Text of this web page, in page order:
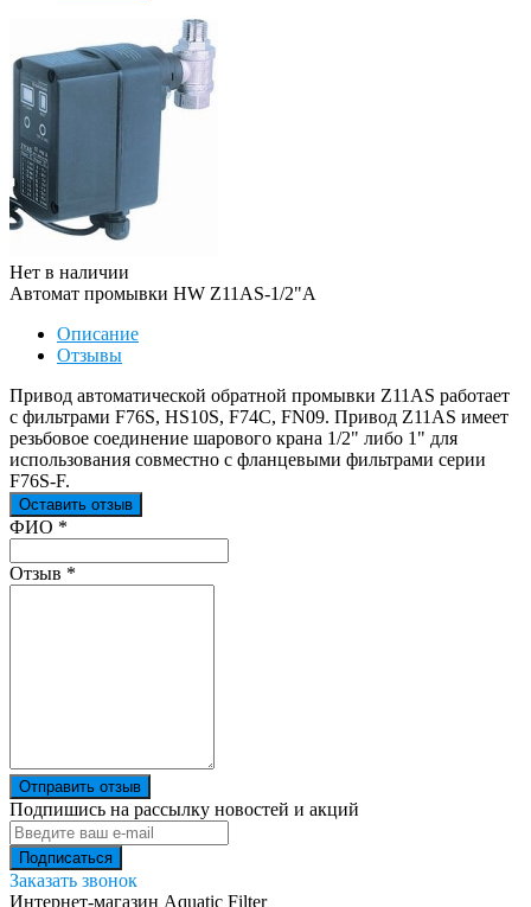
Нет в наличии
Автомат промывки HW Z11AS-1/2"A
Описание
Отзывы
Привод автоматической обратной промывки Z11AS работает
с фильтрами F76S, HS10S, F74C, FN09. Привод Z11AS имеет
резьбовое соединение шарового крана 1/2" либо 1" для
использования совместно с фланцевыми фильтрами серии
F76S-F.
Оставить отзыв
Ваш отзыв был отправлен!
ФИО *
Отзыв *
Отправить отзыв
Подпишись на рассылку новостей и акций
Заказать звонок
Интернет-магазин Aquatic Filter